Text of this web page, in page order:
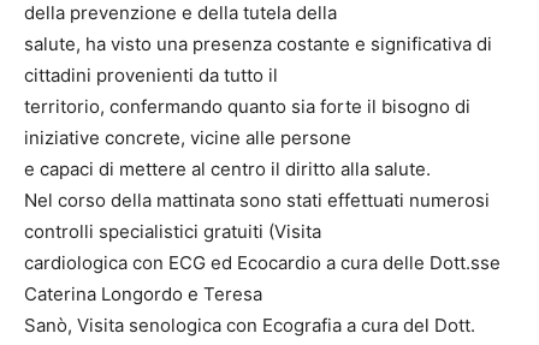
della prevenzione e della tutela della
salute, ha visto una presenza costante e significativa di
cittadini provenienti da tutto il
territorio, confermando quanto sia forte il bisogno di
iniziative concrete, vicine alle persone
e capaci di mettere al centro il diritto alla salute.
Nel corso della mattinata sono stati effettuati numerosi
controlli specialistici gratuiti (Visita
cardiologica con ECG ed Ecocardio a cura delle Dott.sse
Caterina Longordo e Teresa
Sanò, Visita senologica con Ecografia a cura del Dott.